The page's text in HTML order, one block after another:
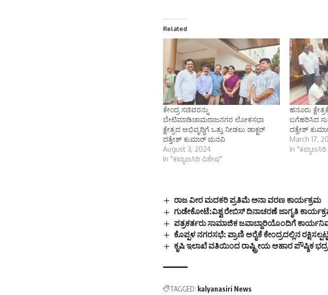
Related
ಕೇಂದ್ರ ಸಚಿವರನ್ನು
ಬೇಟಿಮಾಡಿಚಾಮರಾಜನಗರ ಲೋಕಸಭಾ
ಕ್ಷೇತ್ರದ ಅಭಿವೃದ್ಧಿಗೆ ಒತ್ತು ನೀಡಲು ಡಾಕ್ಟರ್
ದತ್ತೇಶ್ ಕುಮಾರ್ ಮನವಿ
August 3, 2024
In "ಕಲ್ಯಾಣಸಿರಿ ವಿಶೇಷ"
ಹನೂರು
ಬಗೆಹರಿಸಿದ
ದತ್ತೇಶ್
March 17,
In
ರಾಜ ವೀರ ಮದಕರಿ ಪ್ರತಿಮೆ ಅನಾ ವರಣ ಕಾರ್ಯಕ್ರಮ
ಗುಡೇಕೋಟೆ:ವಿಶ್ವ ರೇಬಿಸ್ ದಿನಾಚರಣೆ ಜಾಗೃತಿ
ಪತ್ರಕರ್ತರು ಸಾಮಾಜಿಕ ಜವಾಬ್ದಾರಿಯೊಂದಿಗೆ
ಕೊಪ್ಪಳ ನಗರಸಭೆ: ಪ್ರಾಣಿ ಆರೈಕೆ ಕೇಂದ್ರದಲ್ಲಿನ
ಕೃಷಿ ಇಲಾಖೆ ವತಿಯಿಂದ ರಾಷ್ಟ್ರೀಯ ಆಹಾರ ಪೌಷ್ಠಿಕ
TAGGED: kalyanasiri News